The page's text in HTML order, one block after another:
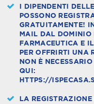
I DIPENDENTI
POSSONO
GRATUITAMENTE!
MAIL DAL
FARMACEUTICA E
PER OFFRIRTI UNA
NON È
QUI:
HTTPS://
LA